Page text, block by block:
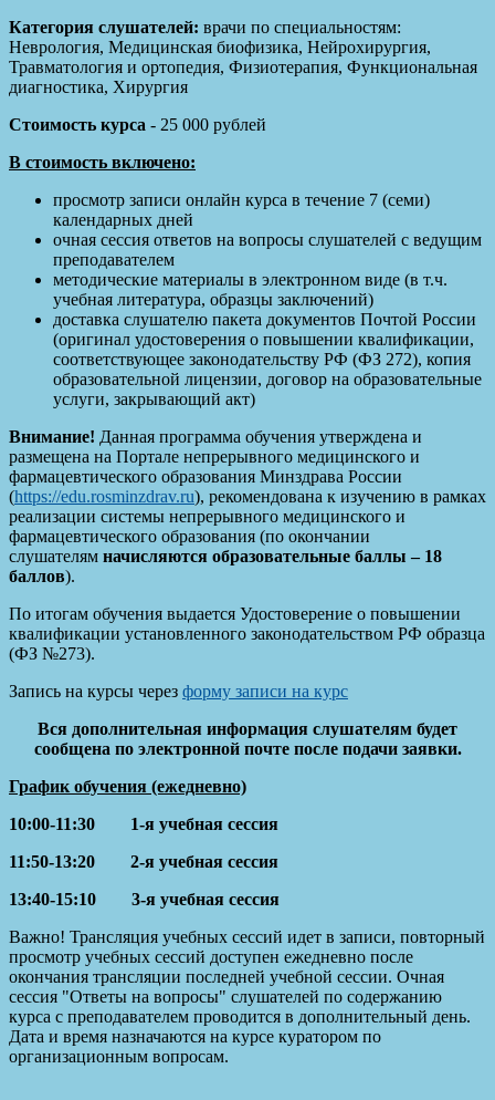
Категория слушателей: врачи по специальностям:
Неврология, Медицинская биофизика, Нейрохирургия,
Травматология и ортопедия, Физиотерапия, Функциональная
диагностика, Хирургия
Стоимость курса - 25 000 рублей
В стоимость включено:
просмотр записи онлайн курса в течение 7 (семи)
календарных дней
очная сессия ответов на вопросы слушателей с ведущим
преподавателем
методические материалы в электронном виде (в т.ч.
учебная литература, образцы заключений)
доставка слушателю пакета документов Почтой России
(оригинал удостоверения о повышении квалификации,
соответствующее законодательству РФ (ФЗ 272), копия
образовательной лицензии, договор на образовательные
услуги, закрывающий акт)
Внимание! Данная программа обучения утверждена и
размещена на Портале непрерывного медицинского и
фармацевтического образования Минздрава России
(https://edu.rosminzdrav.ru), рекомендована к изучению в рамках
реализации системы непрерывного медицинского и
фармацевтического образования (по окончании
слушателям начисляются образовательные баллы – 18
баллов).
По итогам обучения выдается Удостоверение о повышении
квалификации установленного законодательством РФ образца
(ФЗ №273).
Запись на курсы через форму записи на курс
Вся дополнительная информация слушателям будет
сообщена по электронной почте после подачи заявки.
График обучения (ежедневно)
10:00-11:30 1-я учебная сессия
11:50-13:20 2-я учебная сессия
13:40-15:10 3-я учебная сессия
Важно! Трансляция учебных сессий идет в записи, повторный
просмотр учебных сессий доступен ежедневно после
окончания трансляции последней учебной сессии. Очная
сессия "Ответы на вопросы" слушателей по содержанию
курса с преподавателем проводится в дополнительный день.
Дата и время назначаются на курсе куратором по
организационным вопросам.